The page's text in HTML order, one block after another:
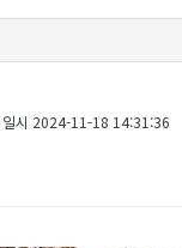
일시 2024-11-18 14:31:36